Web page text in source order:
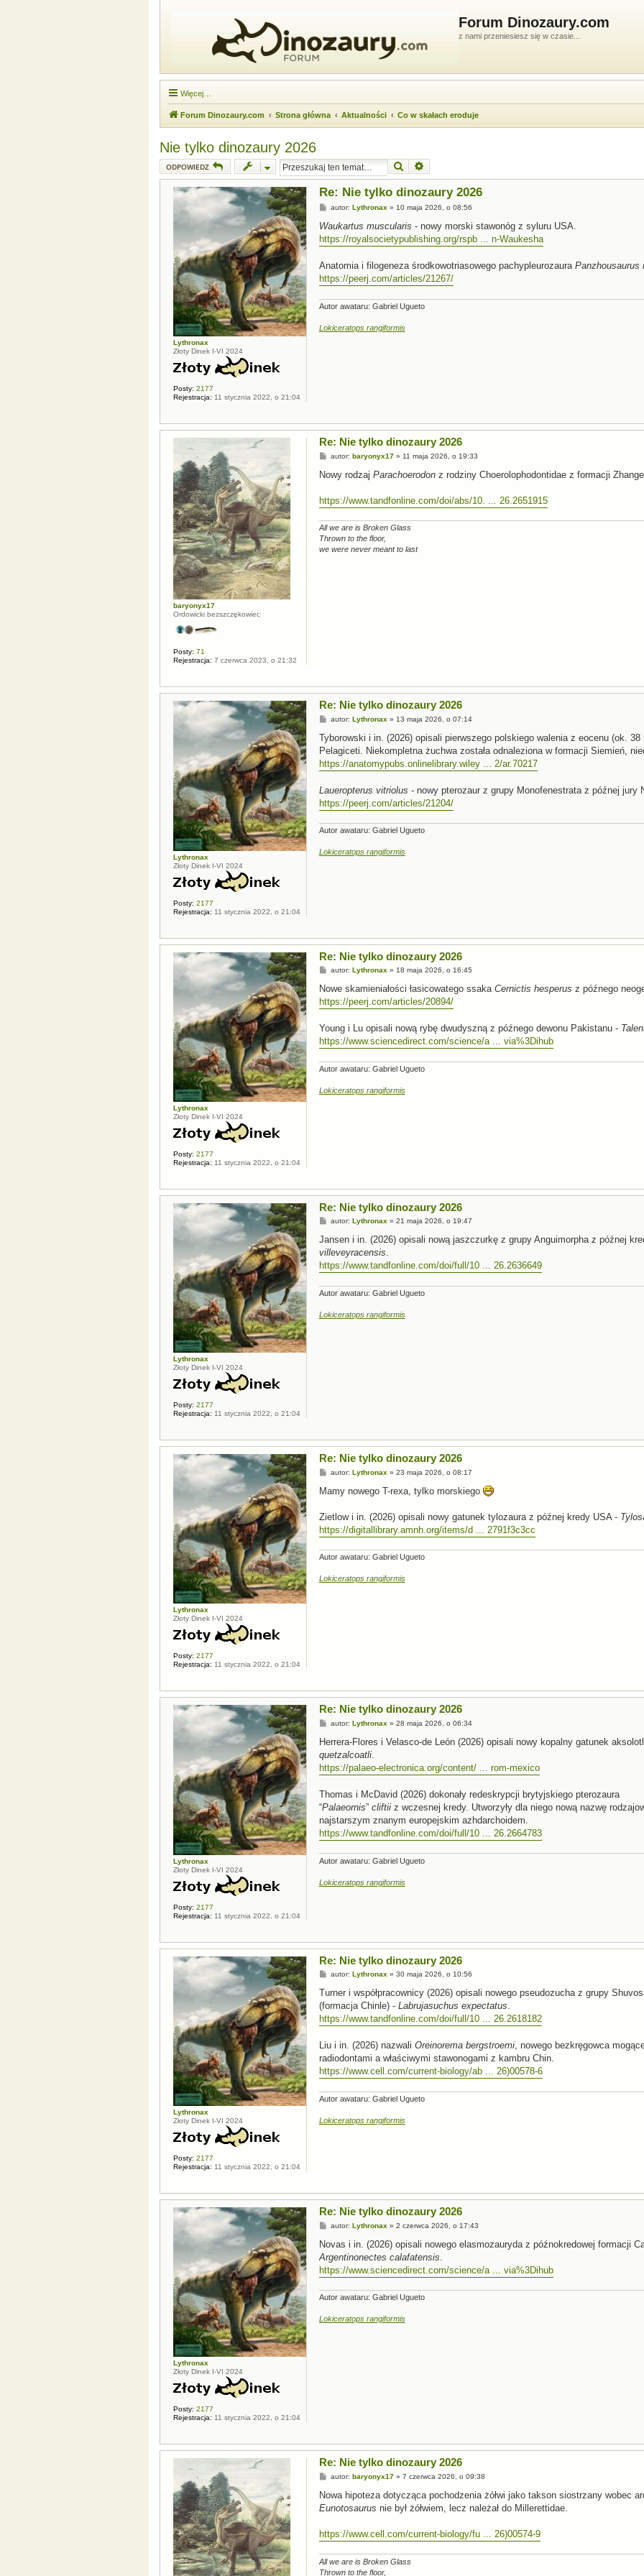
Forum Dinozaury.com
z nami przeniesiesz się w czasie...
Więcej…
Forum Dinozaury.com Strona główna Aktualności Co w skałach eroduje
Nie tylko dinozaury 2026
ODPOWIEDZ Szukaj
Lythronax
Złoty Dinek I-VI 2024
Posty: 2177
Rejestracja: 11 stycznia 2022, o 21:04
Re: Nie tylko dinozaury 2026
P
s
autor: Lythronax » 10 maja 2026, o 08:56
Waukartus muscularis - nowy morski stawonóg z syluru USA.
https://royalsocietypublishing.org/rspb ... n-Waukesha
Anatomia i filogeneza środkowotriasowego pachypleurozaura Panzhousaurus
https://peerj.com/articles/21267/
Autor awataru: Gabriel Ugueto
Lokiceratops rangiformis
baryonyx17
Ordowicki bezszczękowiec
Posty: 71
Rejestracja: 7 czerwca 2023, o 21:32
Re: Nie tylko dinozaury 2026
P
s
autor: baryonyx17» 11 maja 2026, o 19:33
Nowy rodzaj Parachoerodonz rodziny Choerolophodontidae z formacji
https://www.tandfonline.com/doi/abs/10. ... 26.2651915
All we are is Broken Glass
Thrown to the floor,
we were never meant to last
Lythronax
Złoty Dinek I-VI 2024
Posty: 2177
Rejestracja: 11 stycznia 2022, o 21:04
Re: Nie tylko dinozaury 2026
P
s
autor: Lythronax » 13 maja 2026, o 07:14
Tyborowski i in. (2026) opisali pierwszego polskiego walenia z eocenu (ok.
Pelagiceti. Niekompletna żuchwa została odnaleziona w formacji Siemień,
https://anatomypubs.onlinelibrary.wiley ... 2/ar.70217
Laueropterus vitriolus - nowy pterozaur z grupy Monofenestrata z późnej jury
https://peerj.com/articles/21204/
Autor awataru: Gabriel Ugueto
Lokiceratops rangiformis
Lythronax
Złoty Dinek I-VI 2024
Posty: 2177
Rejestracja: 11 stycznia 2022, o 21:04
Re: Nie tylko dinozaury 2026
P
s
autor: Lythronax » 18 maja 2026, o 16:45
Nowe skamieniałości łasicowatego ssaka Cernictis hesperus z późnego
https://peerj.com/articles/20894/
Young i Lu opisali nową rybę dwudyszną z późnego dewonu Pakistanu -
https://www.sciencedirect.com/science/a ... via%3Dihub
Autor awataru: Gabriel Ugueto
Lokiceratops rangiformis
Lythronax
Złoty Dinek I-VI 2024
Posty: 2177
Rejestracja: 11 stycznia 2022, o 21:04
Re: Nie tylko dinozaury 2026
P
s
autor: Lythronax» 21 maja 2026, o 19:47
Jansen i in. (2026) opisali nową jaszczurkę z grupy Anguimorpha z późnej
villeveyracensis.
https://www.tandfonline.com/doi/full/10 ... 26.2636649
Autor awataru: Gabriel Ugueto
Lokiceratops rangiformis
Lythronax
Złoty Dinek I-VI 2024
Posty: 2177
Rejestracja: 11 stycznia 2022, o 21:04
Re: Nie tylko dinozaury 2026
P
s
autor: Lythronax » 23 maja 2026, o 08:17
Mamy nowego T-rexa, tylko morskiego
Zietlow i in. (2026) opisali nowy gatunek tylozaura z późnej kredy USA -
https://digitallibrary.amnh.org/items/d ... 2791f3c3cc
Autor awataru: Gabriel Ugueto
Lokiceratops rangiformis
Lythronax
Złoty Dinek I-VI 2024
Posty: 2177
Rejestracja: 11 stycznia 2022, o 21:04
Re: Nie tylko dinozaury 2026
P
s
autor: Lythronax » 28 maja 2026, o 06:34
Herrera-Flores i Velasco-de León (2026) opisali nowy kopalny gatunek
quetzalcoatli.
https://palaeo-electronica.org/content/ ... rom-mexico
Thomas i McDavid (2026) dokonały redeskrypcji brytyjskiego pterozaura
“Palaeornis” cliftiiz wczesnej kredy. Utworzyły dla niego nową nazwę
najstarszym znanym europejskim azhdarchoidem.
https://www.tandfonline.com/doi/full/10 ... 26.2664783
Autor awataru: Gabriel Ugueto
Lokiceratops rangiformis
Lythronax
Złoty Dinek I-VI 2024
Posty: 2177
Rejestracja: 11 stycznia 2022, o 21:04
Re: Nie tylko dinozaury 2026
P
s
autor: Lythronax» 30 maja 2026, o 10:56
Turner i współpracownicy (2026) opisali nowego pseudozucha z grupy
(formacja Chinle) - Labrujasuchus expectatus.
https://www.tandfonline.com/doi/full/10 ... 26.2618182
Liu i in. (2026) nazwali Oreinorema bergstroemi, nowego bezkręgowca
radiodontami a właściwymi stawonogami z kambru Chin.
https://www.cell.com/current-biology/ab ... 26)00578-6
Autor awataru: Gabriel Ugueto
Lokiceratops rangiformis
Lythronax
Złoty Dinek I-VI 2024
Posty: 2177
Rejestracja: 11 stycznia 2022, o 21:04
Re: Nie tylko dinozaury 2026
P
s
autor: Lythronax » 2 czerwca 2026, o 17:43
Novas i in. (2026) opisali nowego elasmozauryda z późnokredowej formacji
Argentinonectes calafatensis
https://www.sciencedirect.com/science/a ... via%3Dihub
Autor awataru: Gabriel Ugueto
Lokiceratops rangiformis
Re: Nie tylko dinozaury 2026
P
s
autor: baryonyx17» 7 czerwca 2026, o 09:38
Nowa hipoteza dotycząca pochodzenia żółwi jako takson siostrzany wobec
Eunotosaurus nie był żółwiem, lecz należał do Millerettidae.
https://www.cell.com/current-biology/fu ... 26)00574-9
All we are is Broken Glass
Thrown to the floor,